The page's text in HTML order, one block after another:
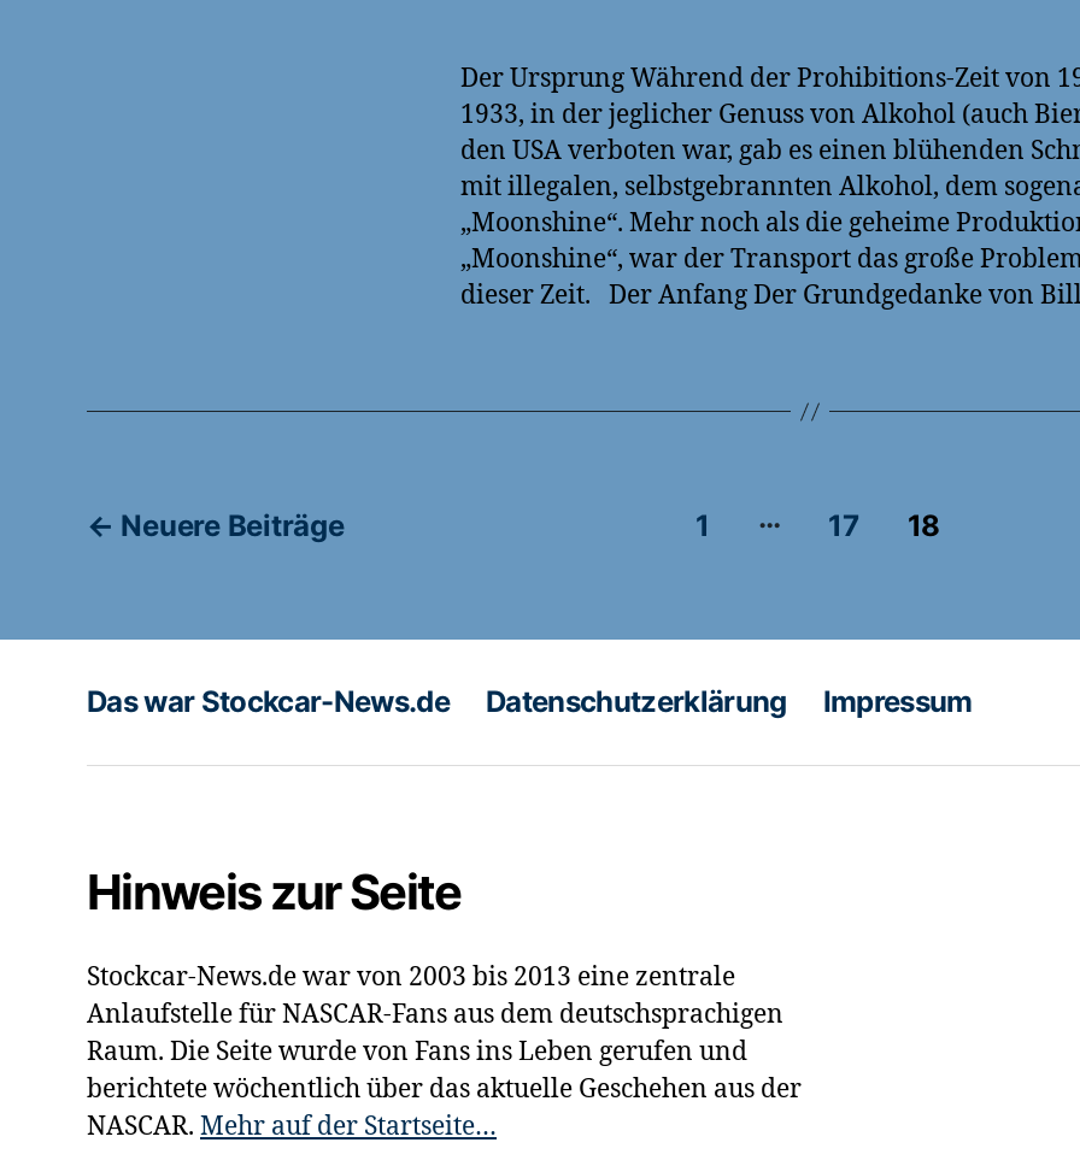
Der Ursprung Während der Prohibitions-Zeit von
1933, in der jeglicher Genuss von Alkohol (auch
den USA verboten war, gab es einen blühenden
mit illegalen, selbstgebrannten Alkohol, dem
„Moonshine“. Mehr noch als die geheime
„Moonshine“, war der Transport das große
dieser Zeit. Der Anfang Der Grundgedanke von
Seitennummerierung
Beiträge
← Neuere Beiträge 1 … 17 18
Das war Stockcar-News.de Datenschutzerklärung Impressum
Hinweis zur Seite
Stockcar-News.de war von 2003 bis 2013 eine zentrale
Anlaufstelle für NASCAR-Fans aus dem deutschsprachigen
Raum. Die Seite wurde von Fans ins Leben gerufen und
berichtete wöchentlich über das aktuelle Geschehen aus der
NASCAR. Mehr auf der Startseite…